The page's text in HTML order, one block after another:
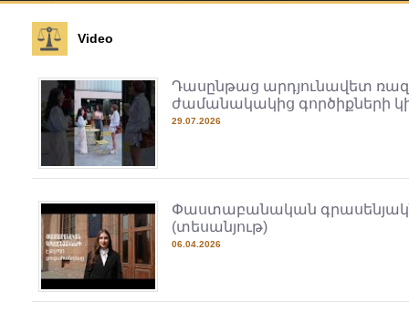
Video
Դասընթաց արդյունավետ
ժամանակակից գործիքների
29.07.2026
Փաստաբանական
(տեսանյութ)
06.04.2026